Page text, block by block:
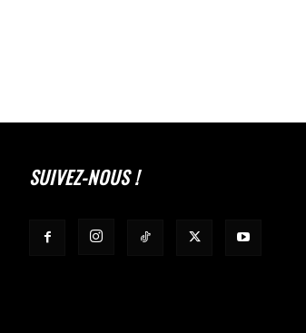
SUIVEZ-NOUS !